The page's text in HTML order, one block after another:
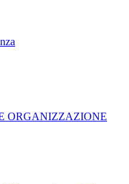
ORGANIZZAZIONE